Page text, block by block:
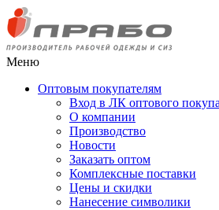
Меню
Оптовым покупателям
Вход в ЛК оптового
О компании
Производство
Новости
Заказать оптом
Комплексные поставки
Цены и скидки
Нанесение символики